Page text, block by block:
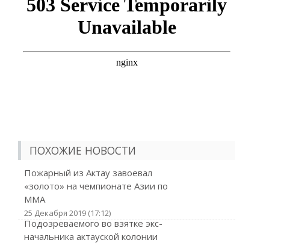
ПОХОЖИЕ НОВОСТИ
Пожарный из Актау завоевал
«золото» на чемпионате Азии по
ММА
25 Декабря 2019 (17:12)
Подозреваемого во взятке экс-
начальника актауской колонии